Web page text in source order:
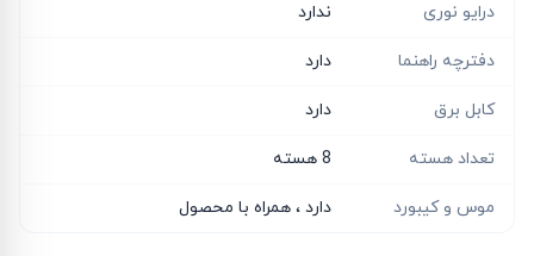
درایو نوری ندارد
دفترچه راهنما دارد
کابل برق دارد
تعداد هسته 8 هسته
موس و کیبورد دارد ، همراه با محصول